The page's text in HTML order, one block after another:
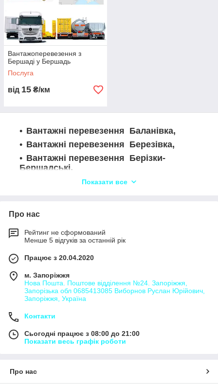
логістична компанія надає послуги з замовлення та доставки
вантажів, а також міжнародні перевезення на фурах та
єврофурах. Ми гарантуємо надійність та безпеку перевезень,
а також оперативність та професіоналізм наших диспетчерів.
Замовте грузоперевезення у нас і отримайте якісний сервіс
Вантажоперевезення з
Бершаді у Бершадь
Послуга
від 15 ₴/км
Вантажні перевезення Баланівка,
Вантажні перевезення Березівка,
Вантажні перевезення Берізки-
Бершадські,
Вантажні перевезення Бирлівка,
Вантажні перевезення Війтівка,
Вантажні перевезення Вовчок,
Вантажні перевезення Глинське,
Вантажні перевезення Голдашівка,
Вантажні перевезення Джулинка,
Вантажні перевезення Дяківка,
Вантажні перевезення Завітне,
Вантажні перевезення Кидрасівка,
Вантажні перевезення Красносілка ,
Вантажні перевезення Лісниче,
Вантажні перевезення Лугова ,
Показати все
Про нас
Рейтинг не сформований
Менше 5 відгуків за останній рік
Працює з 20.04.2020
м. Запоріжжя
Нова Пошта. Поштове відділення №24. Запоріжжя,
Запорізька обл 0685413085 Виборнов Руслан Юрійович,
Запоріжжя, Україна
Контакти
Сьогодні працює з 08:00 до 21:00
Показати весь графік роботи
Про нас